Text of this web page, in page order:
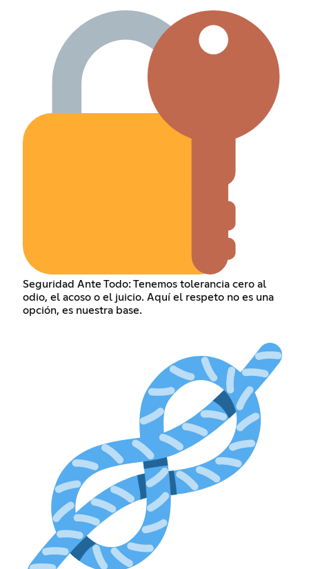
Seguridad Ante Todo: Tenemos tolerancia cero al
odio, el acoso o el juicio. Aquí el respeto no es una
opción, es nuestra base.